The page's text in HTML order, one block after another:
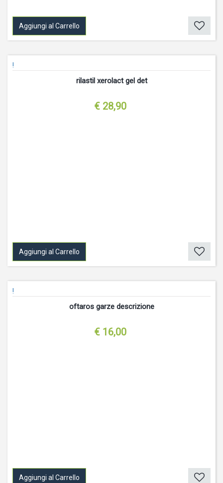
Aggiungi al Carrello
!
rilastil xerolact gel det
€ 28,90
Aggiungi al Carrello
!
oftaros garze descrizione
€ 16,00
Aggiungi al Carrello